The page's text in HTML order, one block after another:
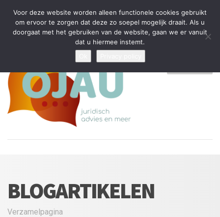
Tijdelijke stop: wegens drukte kan ik beperkt nieuwe zaken aannemen
en vragen beantwoorden
Algemene Voorwaarden
Disclaimer Privacybeleid
BLOGARTIKELEN
Verzamelpagina
Voor deze website worden alleen functionele cookies gebruikt
om ervoor te zorgen dat deze zo soepel mogelijk draait. Als u
doorgaat met het gebruiken van de website, gaan we er vanuit
dat u hiermee instemt.